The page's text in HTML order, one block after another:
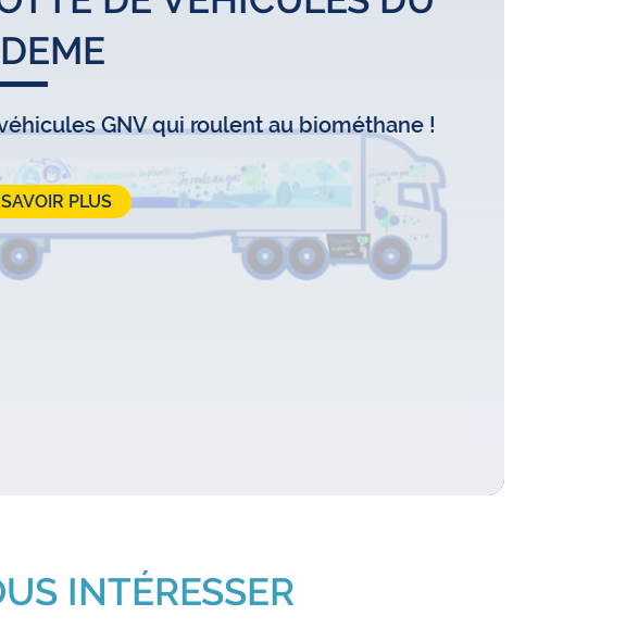
GNV qui roulent au biométhane !
PLUS
INTÉRESSER